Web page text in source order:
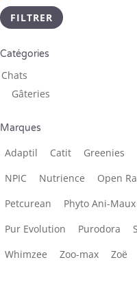
FILTRER
Catégories
Chats
Gâteries
Marques
Adaptil Catit Greenies
NPIC
Nutrience Open
Petcurean
Phyto Ani-Maux
Pur Evolution
Purodora
Whimzee
Zoo-max Zoë